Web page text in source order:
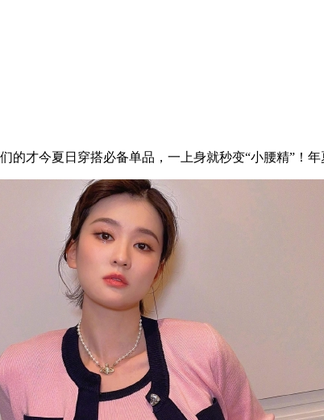
才今夏日穿搭必备单品，一上身就秒变“小腰精”！年